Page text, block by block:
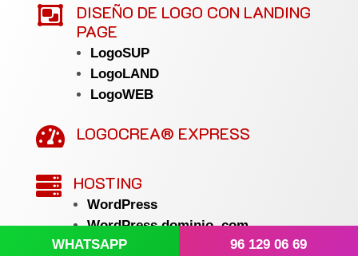

DISEÑO DE LOGO CON LANDING
PAGE
LogoSUP
LogoLAND
LogoWEB
 LOGOCREA® EXPRESS
 HOSTING
WordPress
WordPress dominio .com
Avanzado PLUS
WHATSAPP 96 129 06 69